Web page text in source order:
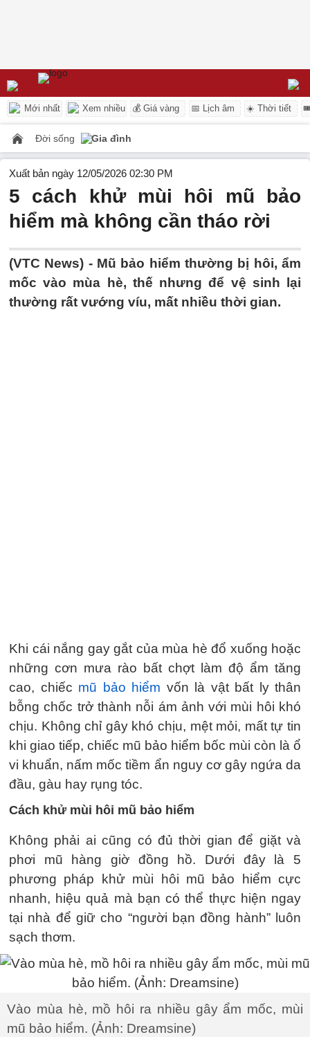
Mới nhất Xem nhiều 💰 Giá vàng 📅 Lịch âm ☀️ Thời tiết
Đời sống Gia đình
Xuất bản ngày 12/05/2026 02:30 PM
5 cách khử mùi hôi mũ bảo
hiểm mà không cần tháo rời
(VTC News) - Mũ bảo hiểm thường bị hôi, ẩm
mốc vào mùa hè, thế nhưng để vệ sinh lại
thường rất vướng víu, mất nhiều thời gian.
Khi cái nắng gay gắt của mùa hè đổ xuống hoặc
những cơn mưa rào bất chợt làm độ ẩm tăng
cao, chiếc mũ bảo hiểm vốn là vật bất ly thân
bỗng chốc trở thành nỗi ám ảnh với mùi hôi khó
chịu. Không chỉ gây khó chịu, mệt mỏi, mất tự tin
khi giao tiếp, chiếc mũ bảo hiểm bốc mùi còn là ổ
vi khuẩn, nấm mốc tiềm ẩn nguy cơ gây ngứa da
đầu, gàu hay rụng tóc.
Cách khử mùi hôi mũ bảo hiểm
Không phải ai cũng có đủ thời gian để giặt và
phơi mũ hàng giờ đồng hồ. Dưới đây là 5
phương pháp khử mùi hôi mũ bảo hiểm cực
nhanh, hiệu quả mà bạn có thể thực hiện ngay
tại nhà để giữ cho “người bạn đồng hành” luôn
sạch thơm.
Vào mùa hè, mồ hôi ra nhiều gây ẩm mốc, mùi
mũ bảo hiểm. (Ảnh: Dreamsine)